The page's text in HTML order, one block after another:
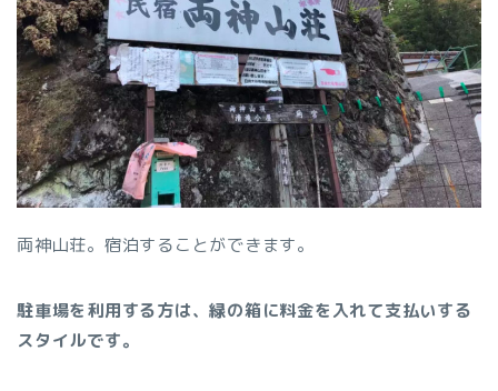
両神山荘。宿泊することができます。
駐車場を利用する方は、緑の箱に料金を入れて支払いする
スタイルです。